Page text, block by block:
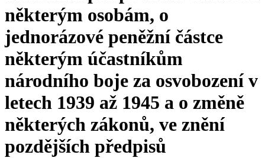
některým osobám, o
jednorázové peněžní částce
některým účastníkům
národního boje za osvobození v
letech 1939 až 1945 a o změně
některých zákonů, ve znění
pozdějších předpisů